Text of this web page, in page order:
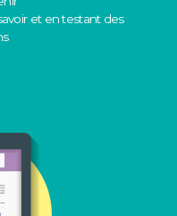
et en testant des